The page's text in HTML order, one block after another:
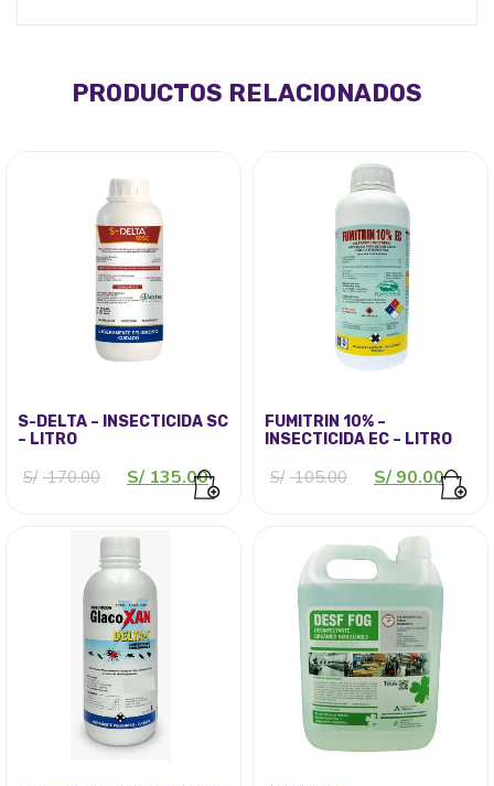
PRODUCTOS RELACIONADOS
S-DELTA – INSECTICIDA SC
– LITRO
S/ 170.00 El
S/ 170.00.
S/ 135.00El
precio
FUMITRIN 10% –
INSECTICIDA EC – LITRO
S/ 105.00 El
S/ 105.00.
S/ 90.00El